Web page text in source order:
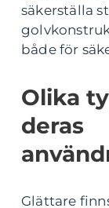
säkerställa
både för
Olika
deras
Glättare